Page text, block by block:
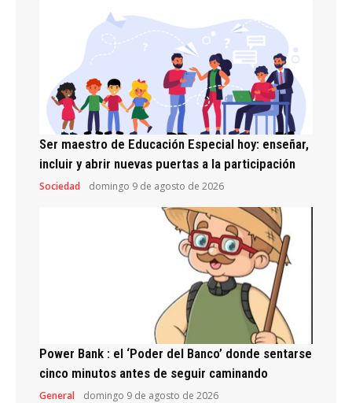
Ser maestro de Educación Especial hoy: enseñar,
incluir y abrir nuevas puertas a la participación
Sociedad domingo 9 de agosto de 2026
Power Bank : el ‘Poder del Banco’ donde sentarse
cinco minutos antes de seguir caminando
General domingo 9 de agosto de 2026